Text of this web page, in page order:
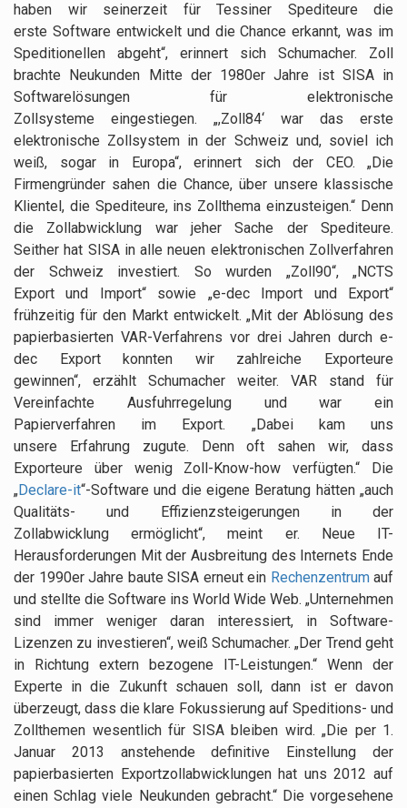
haben wir seinerzeit für Tessiner Spediteure die
erste Software entwickelt und die Chance erkannt, was im
Speditionellen abgeht“, erinnert sich Schumacher. Zoll
brachte Neukunden Mitte der 1980er Jahre ist SISA in
Softwarelösungen für elektronische
Zollsysteme eingestiegen. „,Zoll84‘ war das erste
elektronische Zollsystem in der Schweiz und, soviel ich
weiß, sogar in Europa“, erinnert sich der CEO. „Die
Firmengründer sahen die Chance, über unsere klassische
Klientel, die Spediteure, ins Zollthema einzusteigen.“ Denn
die Zollabwicklung war jeher Sache der Spediteure.
Seither hat SISA in alle neuen elektronischen Zollverfahren
der Schweiz investiert. So wurden „Zoll90“, „NCTS
Export und Import“ sowie „e-dec Import und Export“
frühzeitig für den Markt entwickelt. „Mit der Ablösung des
papierbasierten VAR-Verfahrens vor drei Jahren durch e-
dec Export konnten wir zahlreiche Exporteure
gewinnen“, erzählt Schumacher weiter. VAR stand für
Vereinfachte Ausfuhrregelung und war ein
Papierverfahren im Export. „Dabei kam uns
unsere Erfahrung zugute. Denn oft sahen wir, dass
Exporteure über wenig Zoll-Know-how verfügten.“ Die
„Declare-it“-Software und die eigene Beratung hätten „auch
Qualitäts- und Effizienzsteigerungen in der
Zollabwicklung ermöglicht“, meint er. Neue IT-
Herausforderungen Mit der Ausbreitung des Internets Ende
der 1990er Jahre baute SISA erneut ein Rechenzentrumauf
und stellte die Software ins World Wide Web. „Unternehmen
sind immer weniger daran interessiert, in Software-
Lizenzen zu investieren“, weiß Schumacher. „Der Trend geht
in Richtung extern bezogene IT-Leistungen.“ Wenn der
Experte in die Zukunft schauen soll, dann ist er davon
überzeugt, dass die klare Fokussierung auf Speditions- und
Zollthemen wesentlich für SISA bleiben wird. „Die per 1.
Januar 2013 anstehende definitive Einstellung der
papierbasierten Exportzollabwicklungen hat uns 2012 auf
einen Schlag viele Neukunden gebracht.“ Die vorgesehene